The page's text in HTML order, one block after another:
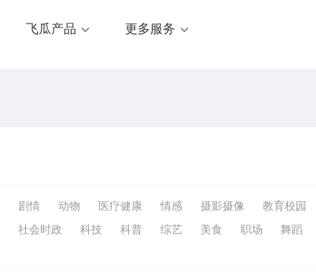
飞瓜产品 更多服务
剧情 动物 医疗健康 情感 摄影摄像 教育校园
社会时政 科技 科普 综艺 美食 职场 舞蹈